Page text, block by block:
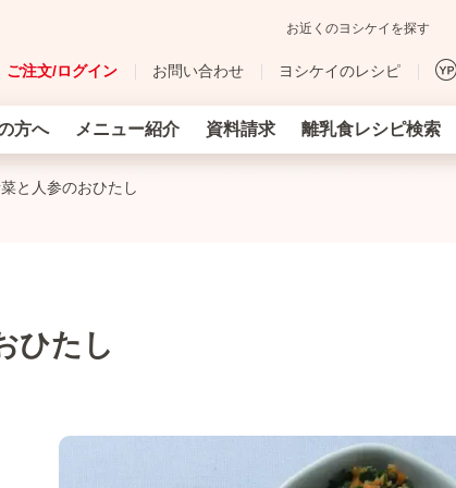
お近くのヨシケイを探す
ご注文/ログイン お問い合わせ ヨシケイのレシピ
方へ メニュー紹介 資料請求 離乳食レシピ検索
と人参のおひたし
ひたし